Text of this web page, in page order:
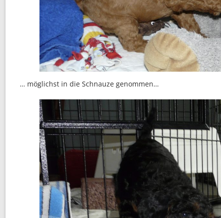
… möglichst in die Schnauze genommen…